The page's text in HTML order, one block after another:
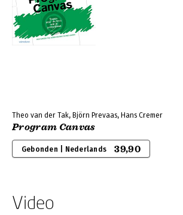
Theo van der Tak, Björn Prevaas, Hans Cremer
Program Canvas
Gebonden | Nederlands 39,90
Video